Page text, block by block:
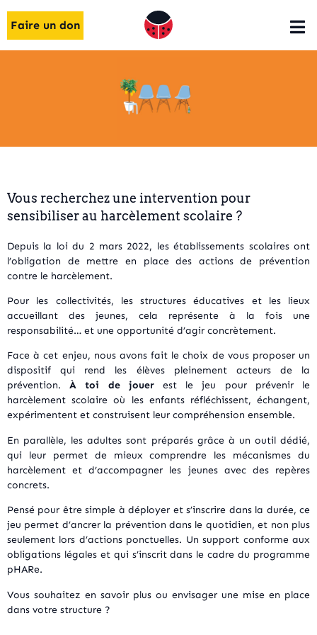
Faire un don
Vous recherchez une intervention pour
sensibiliser au harcèlement scolaire ?
Depuis la loi du 2 mars 2022, les établissements scolaires ont
l’obligation de mettre en place des actions de prévention
contre le harcèlement.
Pour les collectivités, les structures éducatives et les lieux
accueillant des jeunes, cela représente à la fois une
responsabilité… et une opportunité d’agir concrètement.
Face à cet enjeu, nous avons fait le choix de vous proposer un
dispositif qui rend les élèves pleinement acteurs de la
prévention.À toi de jouerest le jeu pour prévenir le
harcèlement scolaire où les enfants réfléchissent, échangent,
expérimentent et construisent leur compréhension ensemble.
En parallèle, les adultes sont préparés grâce à un outil dédié,
qui leur permet de mieux comprendre les mécanismes du
harcèlement et d’accompagner les jeunes avec des repères
concrets.
Pensé pour être simple à déployer et s’inscrire dans la durée, ce
jeu permet d’ancrer la prévention dans le quotidien, et non plus
seulement lors d’actions ponctuelles. Un support conforme aux
obligations légales et qui s’inscrit dans le cadre du programme
pHARe.
Vous souhaitez en savoir plus ou envisager une mise en place
dans votre structure ?